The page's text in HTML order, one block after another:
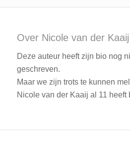
Over Nicole van der Kaaij
Deze auteur heeft zijn bio nog
geschreven.
Maar we zijn trots te kunnen
Nicole van der Kaaij al 11 heeft